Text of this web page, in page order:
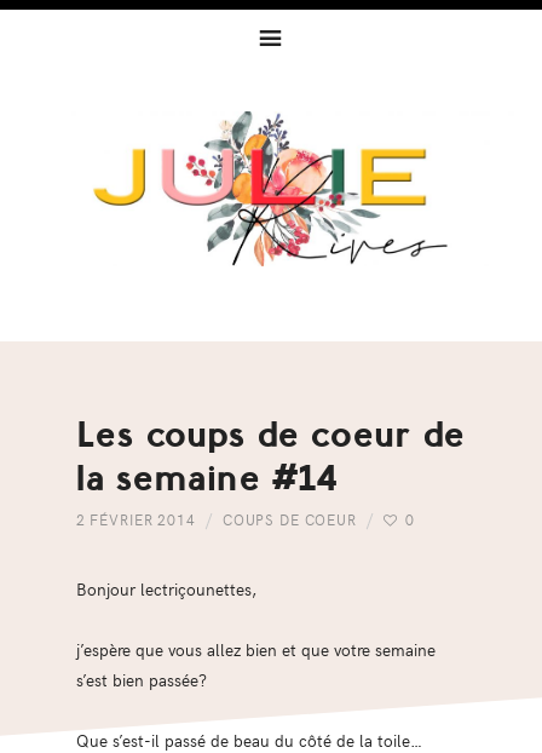
Les coups de coeur de
la semaine #14
2 FÉVRIER 2014 COUPS DE COEUR 0
Bonjour lectriçounettes,
j’espère que vous allez bien et que votre semaine
s’est bien passée?
Que s’est-il passé de beau du côté de la toile…